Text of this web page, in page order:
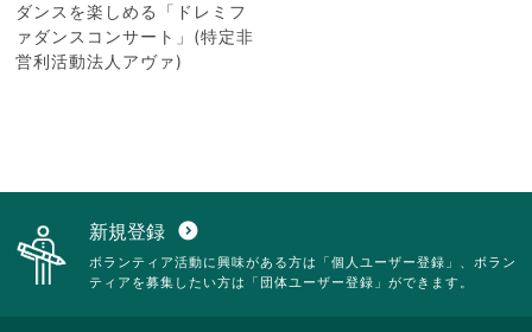
ダンスを楽しめる「ドレミフ
ァダンスコンサート」(特定非
営利活動法人アヴァ)
新規登録 expand_circle_down
ボランティア活動に興味がある方は「個人ユーザー登録」、ボラン
ティアを募集したい方は「団体ユーザー登録」ができます。